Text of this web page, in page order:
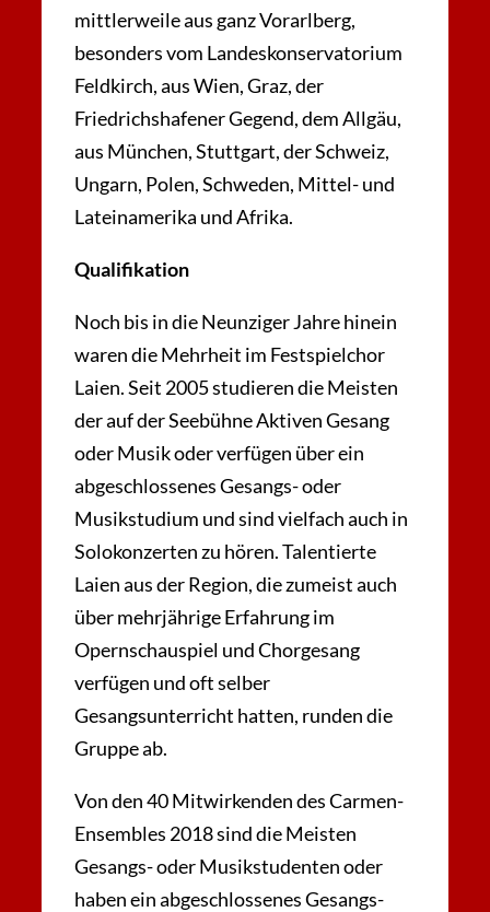
mittlerweile aus ganz Vorarlberg,
besonders vom Landeskonservatorium
Feldkirch, aus Wien, Graz, der
Friedrichshafener Gegend, dem Allgäu,
aus München, Stuttgart, der Schweiz,
Ungarn, Polen, Schweden, Mittel- und
Lateinamerika und Afrika.
Qualifikation
Noch bis in die Neunziger Jahre hinein
waren die Mehrheit im Festspielchor
Laien. Seit 2005 studieren die Meisten
der auf der Seebühne Aktiven Gesang
oder Musik oder verfügen über ein
abgeschlossenes Gesangs- oder
Musikstudium und sind vielfach auch in
Solokonzerten zu hören. Talentierte
Laien aus der Region, die zumeist auch
über mehrjährige Erfahrung im
Opernschauspiel und Chorgesang
verfügen und oft selber
Gesangsunterricht hatten, runden die
Gruppe ab.
Von den 40 Mitwirkenden des Carmen-
Ensembles 2018 sind die Meisten
Gesangs- oder Musikstudenten oder
haben ein abgeschlossenes Gesangs-